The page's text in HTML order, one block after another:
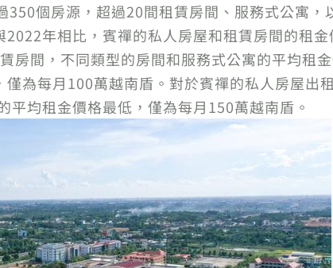
個房源，超過20間租賃房間、服務式公寓
年相比，賓禪的私人房屋和租賃房間的租
房間，不同類型的房間和服務式公寓的平均租
為每月100萬越南盾。對於賓禪的私人房屋出
均租金價格最低，僅為每月150萬越南盾。